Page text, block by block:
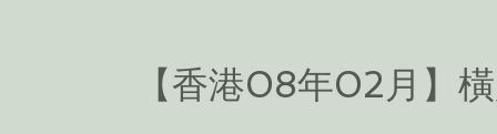
【香港08年02月】